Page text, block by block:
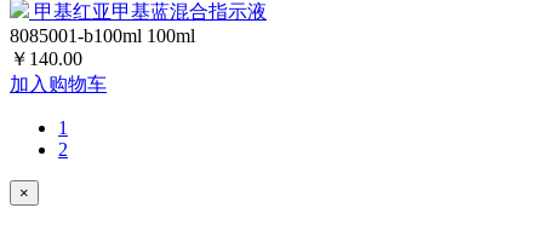
甲基红亚甲基蓝混合指示液
8085001-b100ml 100ml
￥140.00
加入购物车
1
2
×